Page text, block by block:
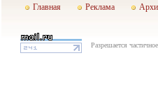
Главная Реклама
Разрешается